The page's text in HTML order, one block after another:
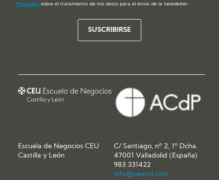
Privacidad sobre el tratamiento de mis datos para el envío de la newsletter.
Escuela de Negocios CEU
Castilla y León
C/ Santiago, nº 2, 1º Dcha.
47001 Valladolid (España)
983 331422
info@ceucyl.com